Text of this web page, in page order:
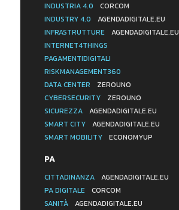
INDUSTRIA 4.0
CORCOM
INDUSTRY 4.0
AGENDADIGITALE.EU
INFRASTRUTTURE
AGENDADIGITALE.EU
INTERNET4THINGS
PAGAMENTIDIGITALI
RISKMANAGEMENT360
DATA CENTER
ZEROUNO
CYBERSECURITY
ZEROUNO
SICUREZZA
AGENDADIGITALE.EU
SMART CITY
AGENDADIGITALE.EU
SMART MOBILITY
ECONOMYUP
PA
CITTADINANZA
AGENDADIGITALE.EU
PA DIGITALE
CORCOM
SANITÀ
AGENDADIGITALE.EU